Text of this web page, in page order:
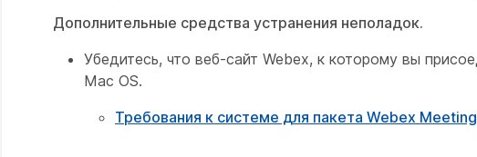
Дополнительные средства устранения неполадок.
Убедитесь, что веб-сайт Webex, к которому вы
Mac OS.
Требования к системе для пакета Webex